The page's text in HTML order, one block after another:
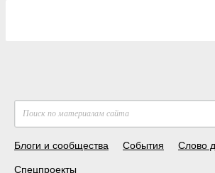
Блоги и сообщества События Слово
Спецпроекты